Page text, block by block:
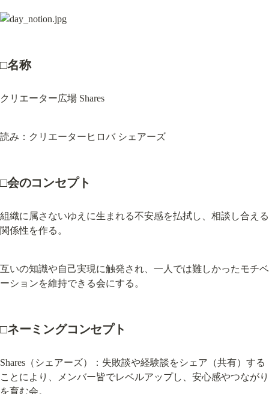
□名称
クリエーター広場 Shares
読み：クリエーターヒロバ シェアーズ
□会のコンセプト
組織に属さないゆえに生まれる不安感を払拭し、相談し合える
関係性を作る。
互いの知識や自己実現に触発され、一人では難しかったモチベ
ーションを維持できる会にする。
□ネーミングコンセプト
Shares（シェアーズ）：失敗談や経験談をシェア（共有）する
ことにより、メンバー皆でレベルアップし、安心感やつながり
を育む会。